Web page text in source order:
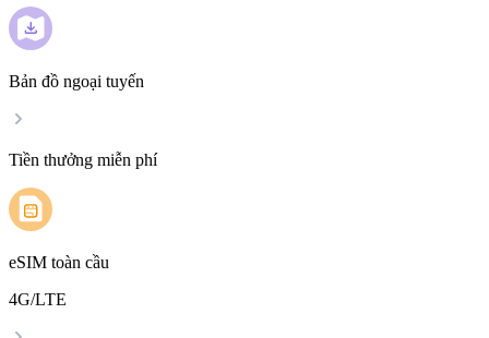
Bản đồ ngoại tuyến
Tiền thưởng miễn phí
eSIM toàn cầu
4G/LTE